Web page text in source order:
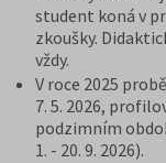
student koná v
zkoušky.
vždy.
V roce 2025
7. 5. 2026,
podzimním
1. - 20. 9. 2026).